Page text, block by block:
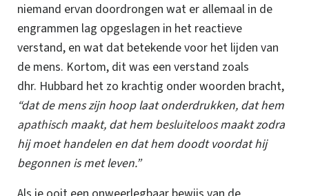
niemand ervan doordrongen wat er allemaal in de
engrammen lag opgeslagen in het reactieve
verstand, en wat dat betekende voor het lijden van
de mens. Kortom, dit was een verstand zoals
dhr. Hubbard het zo krachtig onder woorden bracht,
“dat de mens zijn hoop laat onderdrukken, dat hem
apathisch maakt, dat hem besluiteloosmaakt zodra
hij moet handelen en dat hem doodt voordat hij
begonnen is met leven.”